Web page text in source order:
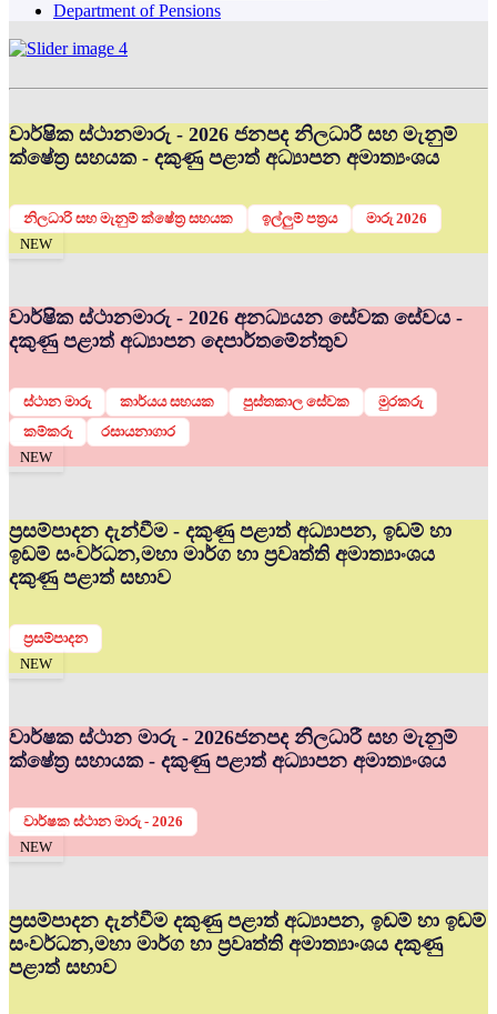
Department of Pensions
වාර්ෂික ස්ථානමාරු - 2026 ජනපද නිලධාරී සහ මැනුම්
ක්ෂේත්‍ර සහයක - දකුණු පළාත් අධ්‍යාපන අමාත්‍යංශය
නිලධාරි සහ මැනුම් ක්ෂේත්‍ර සහයක ඉල්ලුම් පත්‍රය
මාරු 2026
NEW
වාර්ෂික ස්ථානමාරු - 2026 අනධ්‍යයන සේවක සේවය -
දකුණු පළාත් අධ්‍යාපන දෙපාර්තමේන්තුව
ස්ථාන මාරු කාර්යය සහයක පුස්තකාල සේවක
මුරකරු
කම්කරු
රසායනාගාර
NEW
ප්‍රසම්පාදන දැන්වීම - දකුණු පළාත් අධ්‍යාපන, ඉඩම් හා
ඉඩම් සංවර්ධන,මහා මාර්ග හා ප්‍රවෘත්ති අමාත්‍යාංශය
දකුණු පළාත් සභාව
ප්‍රසම්පාදන
NEW
වාර්ෂක ස්ථාන මාරු - 2026ජනපද නිලධාරී සහ මැනුම්
ක්ෂේත්‍ර සහායක - දකුණු පළාත් අධ්‍යාපන අමාත්‍යංශය
වාර්ෂක ස්ථාන මාරු - 2026
NEW
ප්‍රසම්පාදන දැන්වීම දකුණු පළාත් අධ්‍යාපන, ඉඩම් හා ඉඩම්
සංවර්ධන,මහා මාර්ග හා ප්‍රවෘත්ති අමාත්‍යාංශය දකුණු
පළාත් සභාව